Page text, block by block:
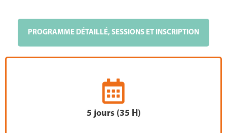
PROGRAMME DÉTAILLÉ, SESSIONS ET INSCRIPTION
5 jours (35 H)